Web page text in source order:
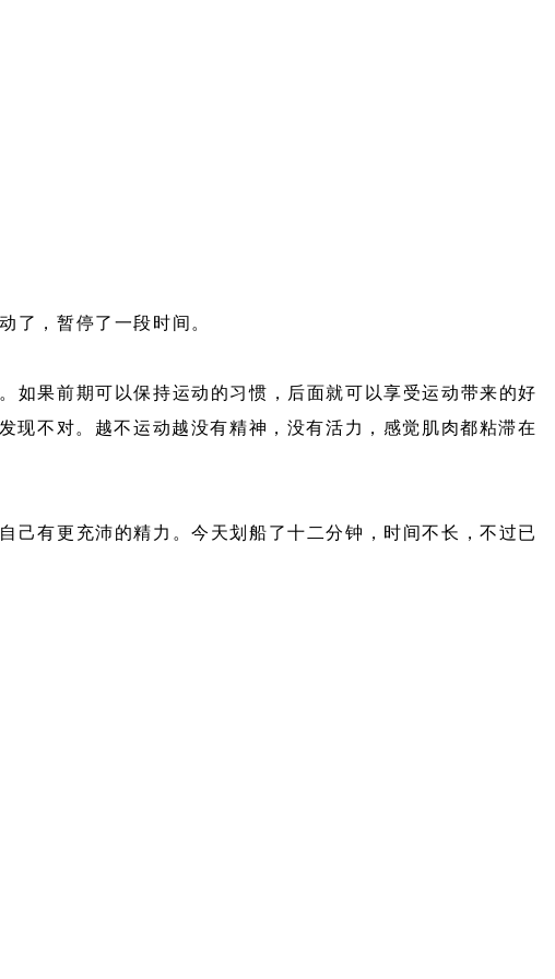
了，暂停了一段时间。
如果前期可以保持运动的习惯，后面就可以享受运动带来的好
现不对。越不运动越没有精神，没有活力，感觉肌肉都粘滞在
己有更充沛的精力。今天划船了十二分钟，时间不长，不过已